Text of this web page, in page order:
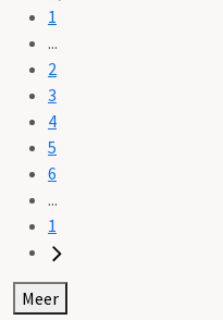
1
...
2
3
4
5
6
...
1
Meer